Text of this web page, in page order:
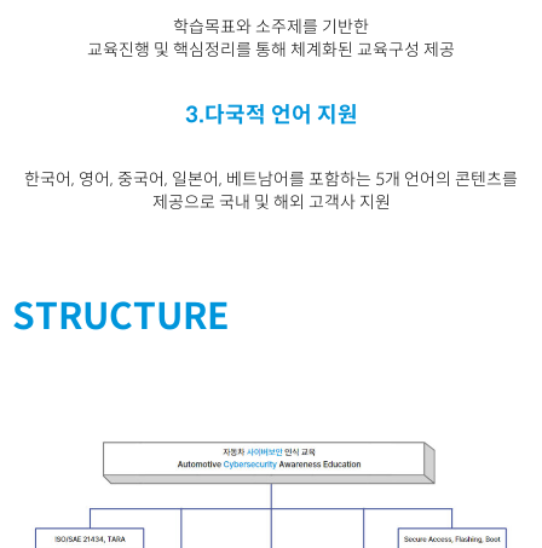
학습목표와 소주제를 기반한
교육진행 및 핵심정리를 통해 체계화된 교육구성 제공
3.다국적 언어 지원
한국어, 영어, 중국어, 일본어, 베트남어를 포함하는 5개 언어의 콘텐츠를
제공으로 국내 및 해외 고객사 지원
STRUCTURE